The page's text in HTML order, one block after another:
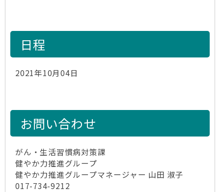
日程
2021年10月04日
お問い合わせ
がん・生活習慣病対策課
健やか力推進グループ
健やか力推進グループマネージャー 山田 淑子
017-734-9212